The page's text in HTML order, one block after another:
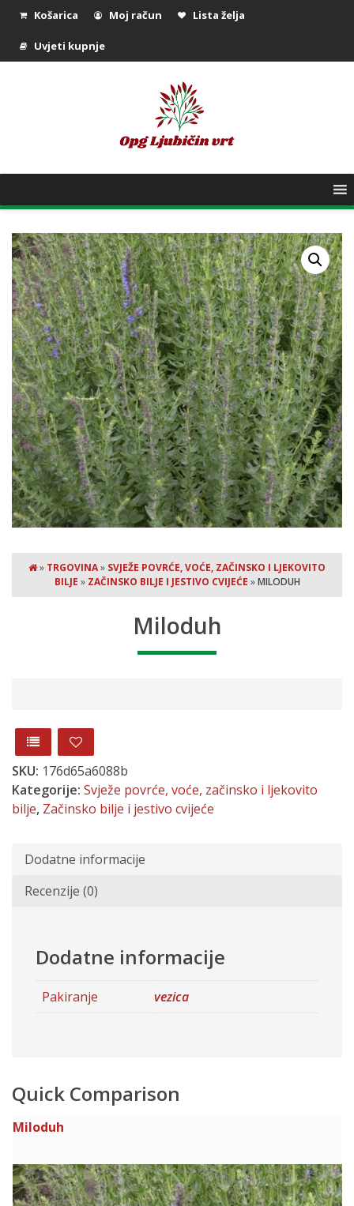
Košarica Moj račun Lista želja
Uvjeti kupnje
» TRGOVINA» SVJEŽE POVRĆE, VOĆE, ZAČINSKO I LJEKOVITO
BILJE » ZAČINSKO BILJE I JESTIVO CVIJEĆE »MILODUH
Miloduh
SKU: 176d65a6088b
Kategorije: Svježe povrće, voće, začinsko i ljekovito
bilje, Začinsko bilje i jestivo cvijeće
Dodatne informacije
Recenzije (0)
Dodatne informacije
Pakiranje vezica
Quick Comparison
Miloduh